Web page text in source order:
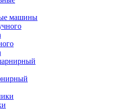
машины